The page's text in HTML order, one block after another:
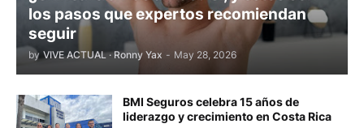
los pasos que expertos recomiendan
seguir
by VIVE ACTUAL · Ronny Yax - May 28, 2026
BMI Seguros celebra 15 años de
liderazgo y crecimiento en Costa Rica